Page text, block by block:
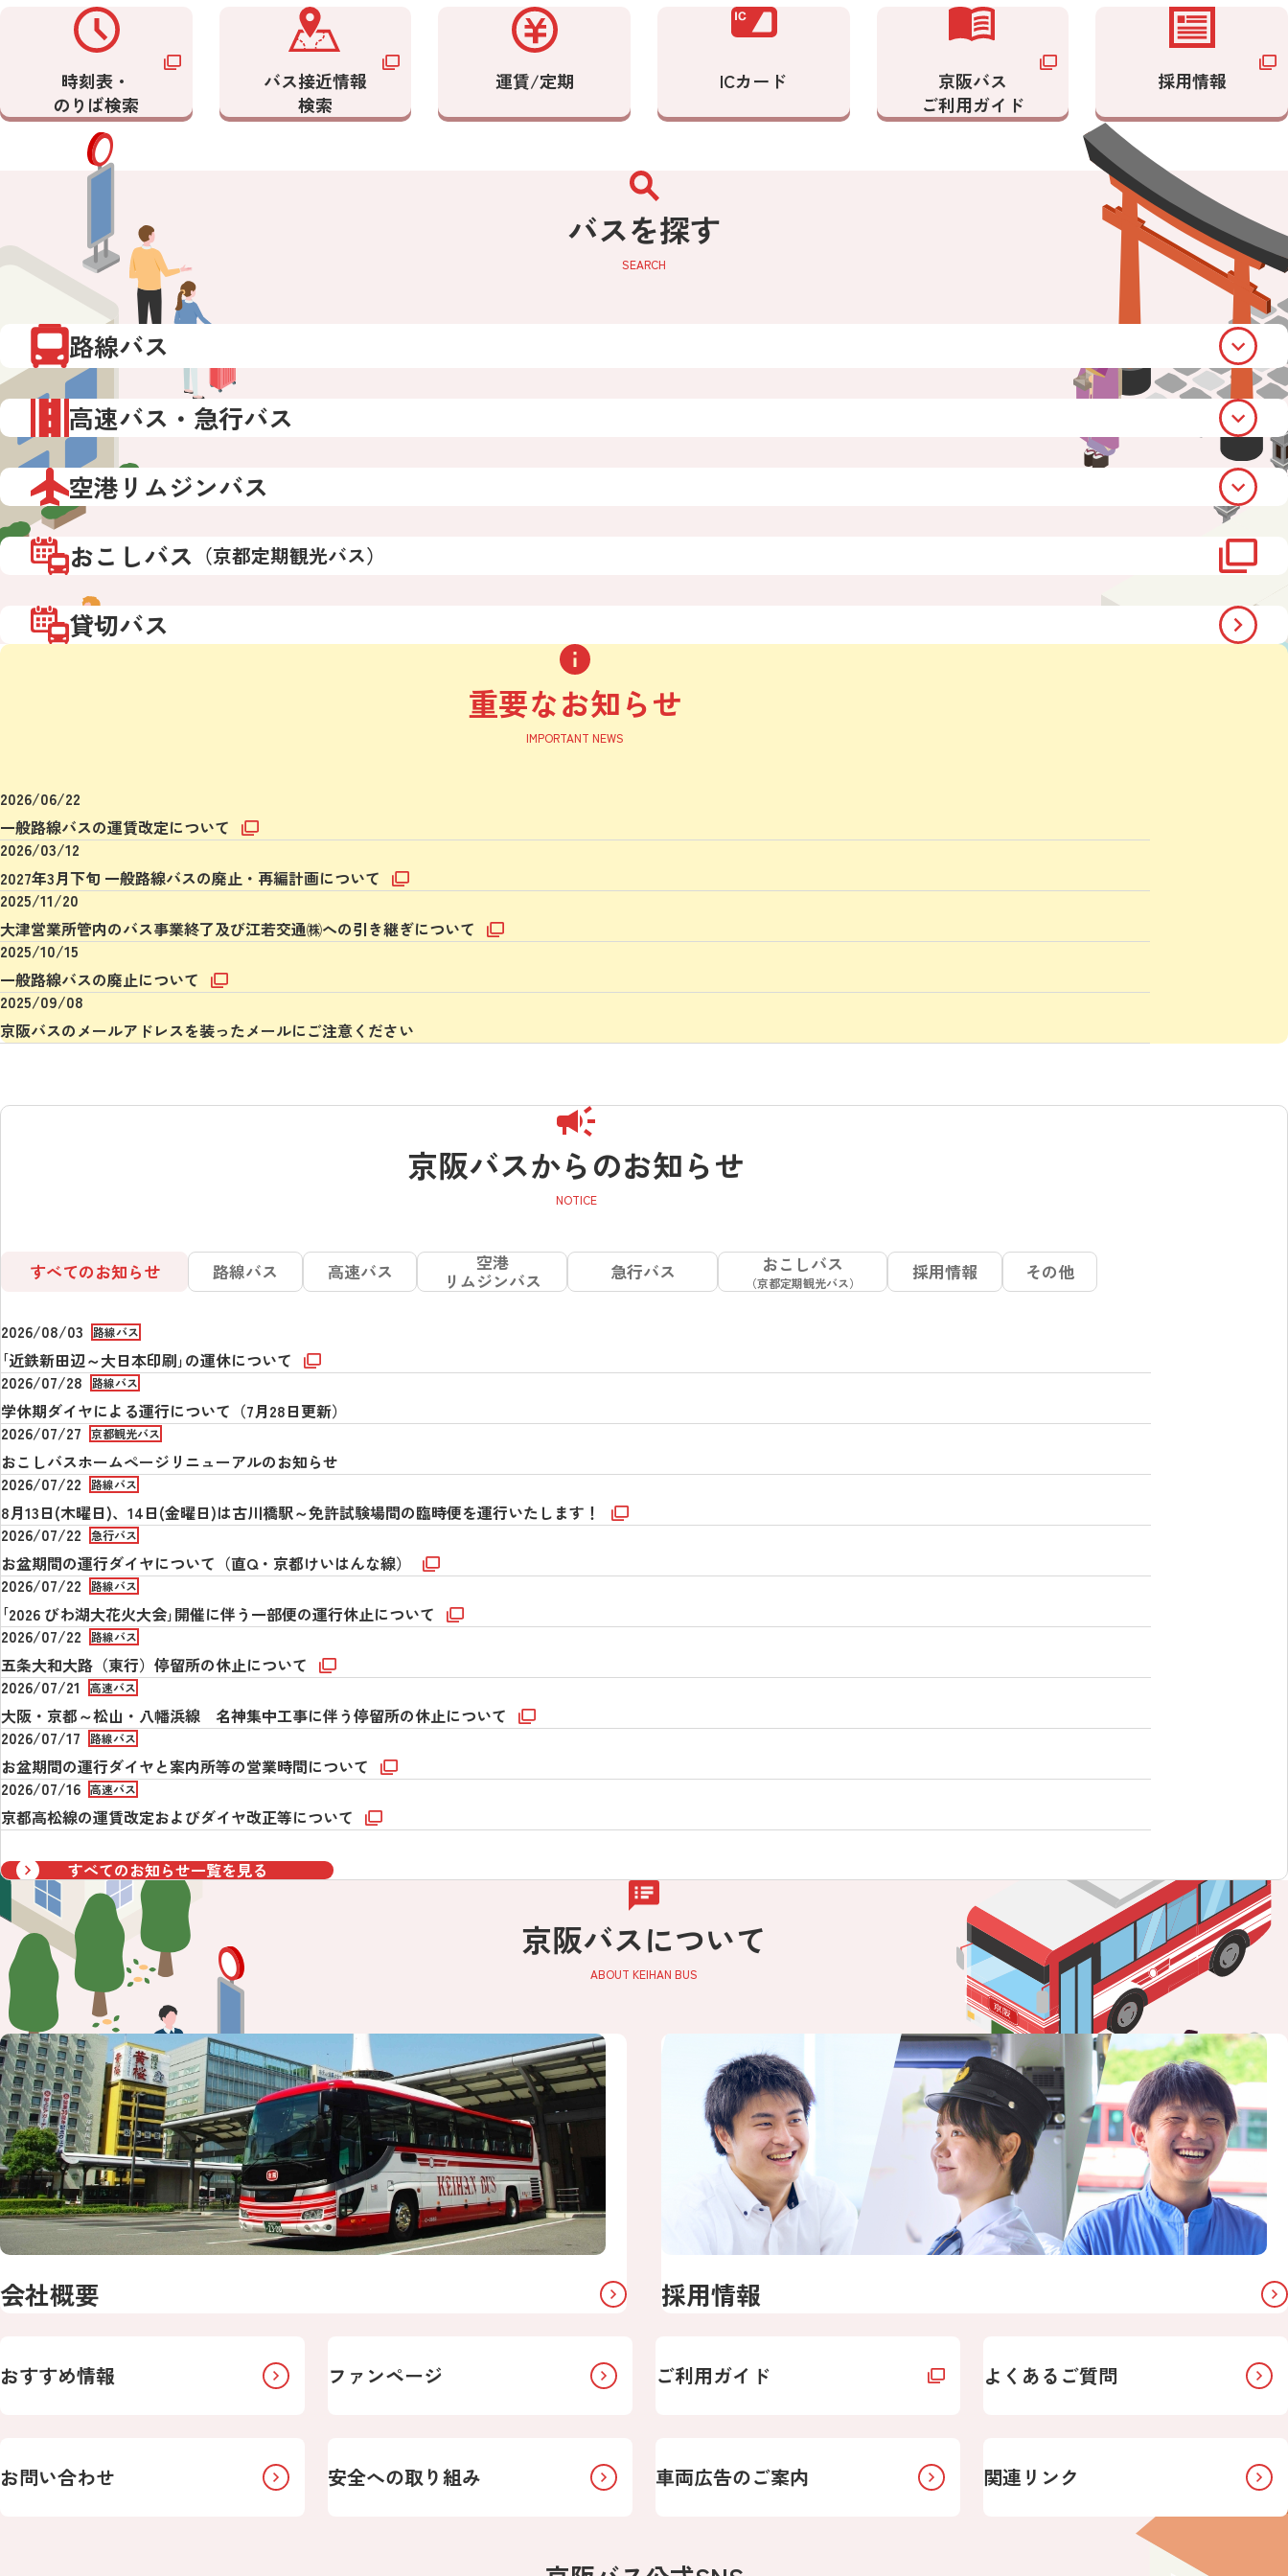
時刻表・
のりば検索
バス接近情報
検索
運賃/定期 ICカード
京阪バス
ご利用ガイド
採用情報
バスを探す
路線バス
開
く
高速バス・急行バス
開
く
空港リムジンバス
開
おこしバス （京都定期観光バス）
貸切バス
重要なお知らせ
2026/06/22
一般路線バスの運賃改定について
2026/03/12
2027年3月下旬 一般路線バスの廃止・再編計画について
2025/11/20
大津営業所管内のバス事業終了及び江若交通㈱への引き継ぎについて
2025/10/15
一般路線バスの廃止について
2025/09/08
京阪バスのメールアドレスを装ったメールにご注意ください
京阪バスからのお知らせ
すべてのお知らせ 路線バス 高速バス
空港
リムジンバス
急行バス おこしバス
（京都定期観光バス） 採用情報 その他
2026/08/03 路線バス
｢近鉄新田辺～大日本印刷｣の運休について
2026/07/28
路線バス
学休期ダイヤによる運行について（7月28日更新）
2026/07/27
京都観光バス
おこしバスホームページリニューアルのお知らせ
2026/07/22
路線バス
8月13日(木曜日)、14日(金曜日)は古川橋駅～免許試験場間の臨時便を運行いたします！
2026/07/22
急行バス
お盆期間の運行ダイヤについて（直Q・京都けいはんな線）
2026/07/22
路線バス
｢2026 びわ湖大花火大会｣開催に伴う一部便の運行休止について
2026/07/22
路線バス
五条大和大路（東行）停留所の休止について
2026/07/21
高速バス
大阪・京都～松山・八幡浜線 名神集中工事に伴う停留所の休止について
2026/07/17
路線バス
お盆期間の運行ダイヤと案内所等の営業時間について
2026/07/16 高速バス
京都高松線の運賃改定およびダイヤ改正等について
すべてのお知らせ一覧を見る
京阪バスについて
会社概要 採用情報
おすすめ情報 ファンページ ご利用ガイド よくあるご質問
お問い合わせ 安全への取り組み 車両広告のご案内 関連リンク